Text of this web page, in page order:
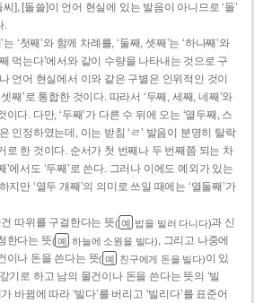
씨], [돌쓸]이 언어 현실에 있는 발음이 아니므로 ‘돌’
.
‘첫째’와 함께 차례를, ‘둘째, 셋째’는 ‘하나째’와
먹는다’에서와 같이 수량을 나타내는 것으로 구
언어 현실에서 이와 같은 구별은 인위적인 것이
째’로 통합한 것이다. 따라서 ‘두째, 세째, 네째’와
다. 다만, ‘두째’가 다른 수 뒤에 오는 ‘열두째, 스
인정하였는데, 이는 받침 ‘ㄹ’ 발음이 분명히 탈락
로 한 것이다. 순서가 첫 번째나 두 번째쯤 되는 차
’에서도 ‘두째’로 쓴다. 그러나 이에도 예외가 있는
지만 ‘열두 개째’의 의미로 쓰일 때에는 ‘열둘째’가
따위를 구걸한다는 뜻( 예 밥을 빌러 다니다)과 신
한다는 뜻( 예 하늘에 소원을 빌다), 그리고 나중에
이나 돈을 쓴다는 뜻( 예 친구에게 돈을 빌다)이 있
기로 하고 남의 물건이나 돈을 쓴다는 뜻의 ‘빌
바뀜에 따라 ‘빌다’를 버리고 ‘빌리다’를 표준어